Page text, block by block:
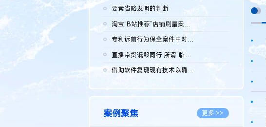
要素省略发明的判断
淘宝“B站推荐”店铺刷量案维持原判，两被告连带赔偿150万元
专利诉前行为保全案件中对仿制药申请人曾作出三类声明的考量及违...
直播带货诋毁同行 所谓“临场发挥”不免责
借助软件复现现有技术以确认相关参数特征是否被公开
案例聚焦 更多 >>